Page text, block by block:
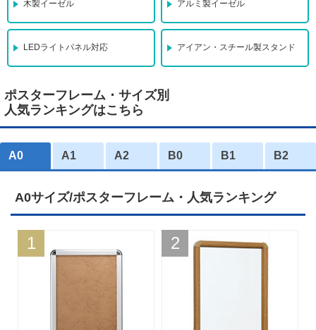
木製イーゼル アルミ製イーゼル
LEDライトパネル対応 アイアン・スチール製スタンド
ポスターフレーム・サイズ別
人気ランキングはこちら
A0
A0サイズ/ポスターフレーム・人気ランキング
1 2
A1 A2 B0 B1 B2